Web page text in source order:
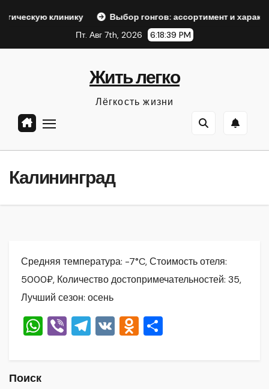
клинику
Выбор гонгов: ассортимент и характеристики
Пт. Авг 7th, 2026
6:18:40 PM
Жить легко
Лёгкость жизни
Калининград
Средняя температура: -7°C, Стоимость отеля:
5000₽, Количество достопримечательностей: 35,
Лучший сезон: осень
W Vi T V O
Поиск